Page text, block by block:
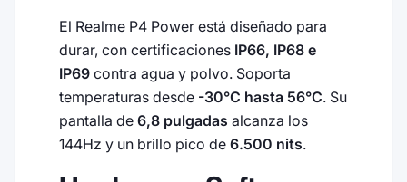
El Realme P4 Power está diseñado para
durar, con certificaciones IP66, IP68 e
IP69 contra agua y polvo. Soporta
temperaturas desde -30°C hasta 56°C. Su
pantalla de 6,8 pulgadas alcanza los
144Hz y un brillo pico de 6.500 nits.